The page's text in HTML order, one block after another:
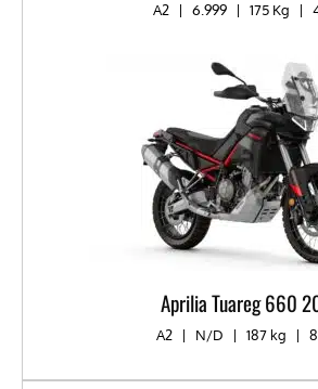
A2 | 6.999 | 175 Kg |
Aprilia Tuareg 660
A2 | N/D | 187 kg |